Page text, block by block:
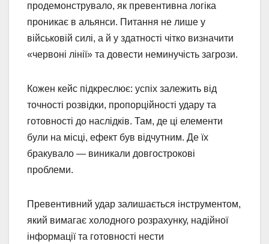
продемонструвало, як превентивна логіка
проникає в альянси. Питання не лише у
військовій силі, а й у здатності чітко визначити
«червоні лінії» та довести неминучість загрози.
Кожен кейс підкреслює: успіх залежить від
точності розвідки, пропорційності удару та
готовності до наслідків. Там, де ці елементи
були на місці, ефект був відчутним. Де їх
бракувало — виникали довгострокові
проблеми.
Превентивний удар залишається інструментом,
який вимагає холодного розрахунку, надійної
інформації та готовності нести